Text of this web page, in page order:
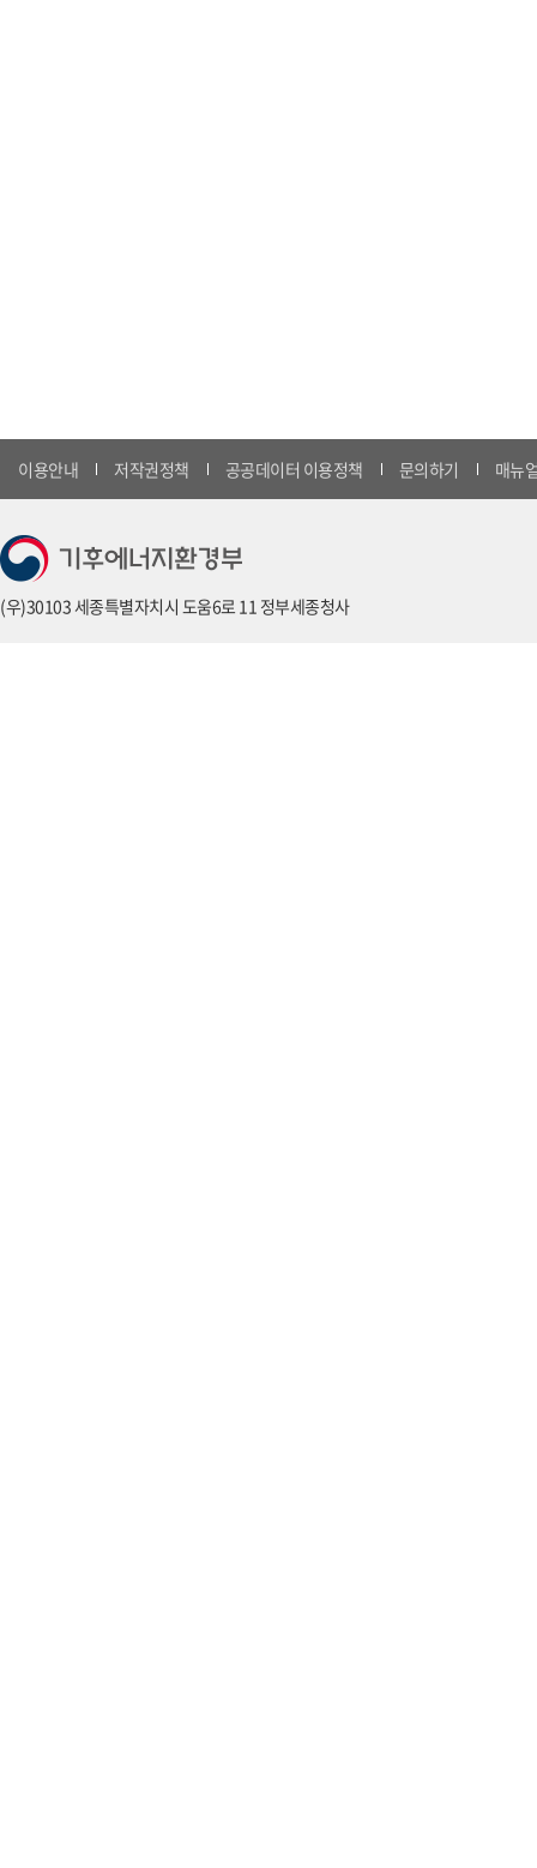
이용안내 저작권정책 공공데이터 이용정책 문의하기 매뉴
(우)30103 세종특별자치시 도움6로 11 정부세종청사